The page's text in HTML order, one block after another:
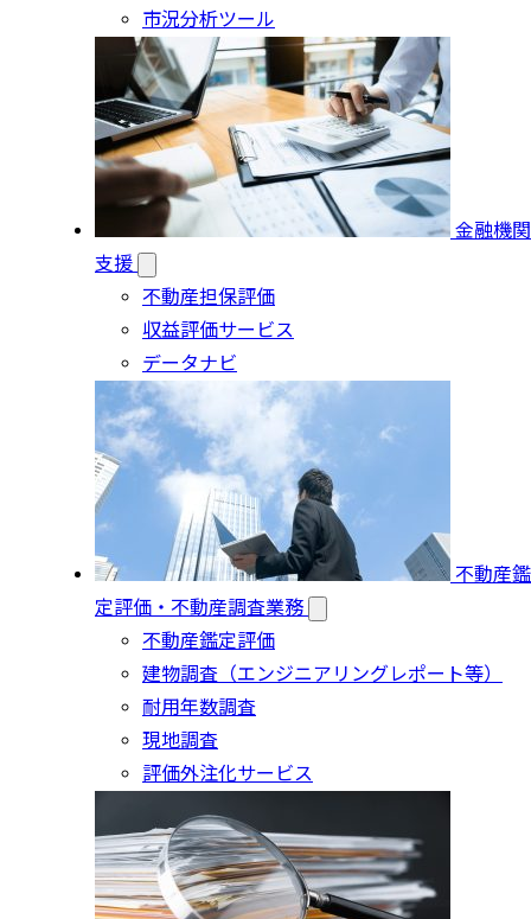
市況分析ツール
金融機関
支援
不動産担保評価
収益評価サービス
データナビ
不動産鑑
定評価・不動産調査業務
不動産鑑定評価
建物調査（エンジニアリングレポート等）
耐用年数調査
現地調査
評価外注化サービス